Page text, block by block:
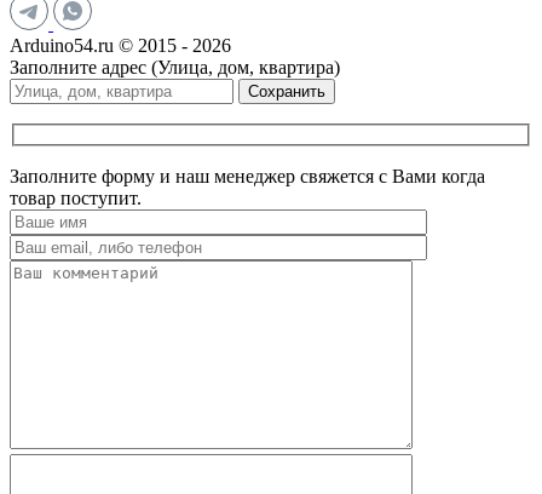
Arduino54.ru © 2015 - 2026
Заполните адрес (Улица, дом, квартира)
Сохранить
Заполните форму и наш менеджер свяжется с Вами когда
товар поступит.